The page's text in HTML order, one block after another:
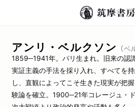
アンリ・ベルクソン （
1859─1941年。パリ生まれ。旧来の認
実証主義の手法を採り入れ、すべてを
し、直観によってこそ生きた現実が把
験論を確立。1900─21年コレージュ・